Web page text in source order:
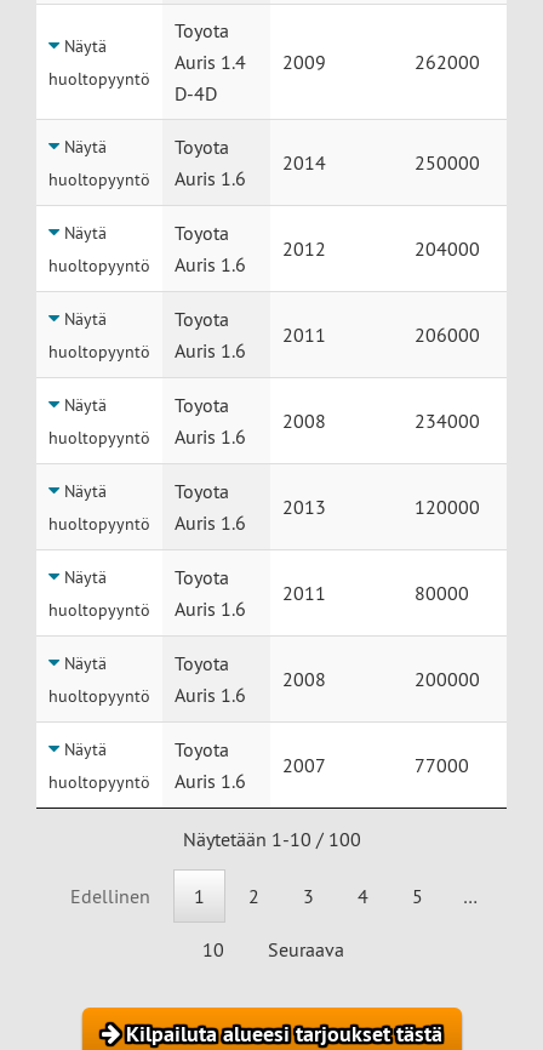
Näytä
huoltopyyntö
Toyota
Auris 1.4
D-4D
2009 262000
Näytä
huoltopyyntö
Toyota
Auris 1.6
2014 250000
Näytä
huoltopyyntö
Toyota
Auris 1.6
2012 204000
Näytä
huoltopyyntö
Toyota
Auris 1.6
2011 206000
Näytä
huoltopyyntö
Toyota
Auris 1.6
2008 234000
Näytä
huoltopyyntö
Toyota
Auris 1.6
2013 120000
Näytä
huoltopyyntö
Toyota
Auris 1.6
2011 80000
Näytä
huoltopyyntö
Toyota
Auris 1.6
2008 200000
Näytä
huoltopyyntö
Toyota
Auris 1.6
2007 77000
Näytetään 1-10 / 100
Edellinen 1 2 3 4 5 …
10 Seuraava
Kilpailuta alueesi tarjoukset tästä